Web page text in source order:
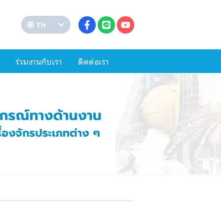
TH
ร่วมงานกับเรา ติดต่อเรา